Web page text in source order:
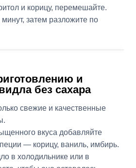
и корицу, перемешайте.
затем разложите по
и
без сахара
свежие и качественные
вкуса добавляйте
— корицу, ваниль, имбирь.
в холодильнике или в